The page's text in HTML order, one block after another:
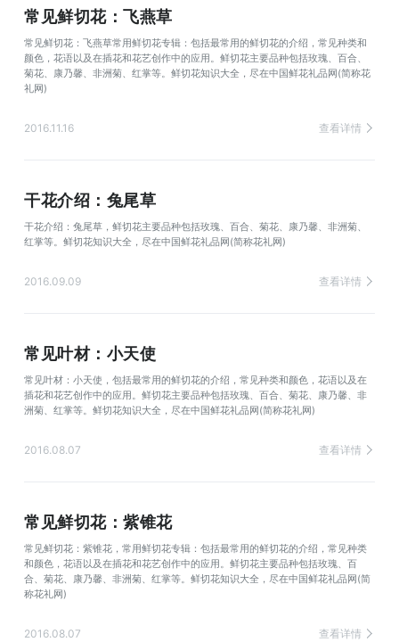
常见鲜切花：飞燕草
常见鲜切花：飞燕草常用鲜切花专辑：包括最常用的鲜切花的介绍，常见种类和
颜色，花语以及在插花和花艺创作中的应用。鲜切花主要品种包括玫瑰、百合、
菊花、康乃馨、非洲菊、红掌等。鲜切花知识大全，尽在中国鲜花礼品网(简称花
礼网)
2016.11.16 查看详情
干花介绍：兔尾草
干花介绍：兔尾草，鲜切花主要品种包括玫瑰、百合、菊花、康乃馨、非洲菊、
红掌等。鲜切花知识大全，尽在中国鲜花礼品网(简称花礼网)
2016.09.09 查看详情
常见叶材：小天使
常见叶材：小天使，包括最常用的鲜切花的介绍，常见种类和颜色，花语以及在
插花和花艺创作中的应用。鲜切花主要品种包括玫瑰、百合、菊花、康乃馨、非
洲菊、红掌等。鲜切花知识大全，尽在中国鲜花礼品网(简称花礼网)
2016.08.07 查看详情
常见鲜切花：紫锥花
常见鲜切花：紫锥花，常用鲜切花专辑：包括最常用的鲜切花的介绍，常见种类
和颜色，花语以及在插花和花艺创作中的应用。鲜切花主要品种包括玫瑰、百
合、菊花、康乃馨、非洲菊、红掌等。鲜切花知识大全，尽在中国鲜花礼品网(简
称花礼网)
2016.08.07 查看详情